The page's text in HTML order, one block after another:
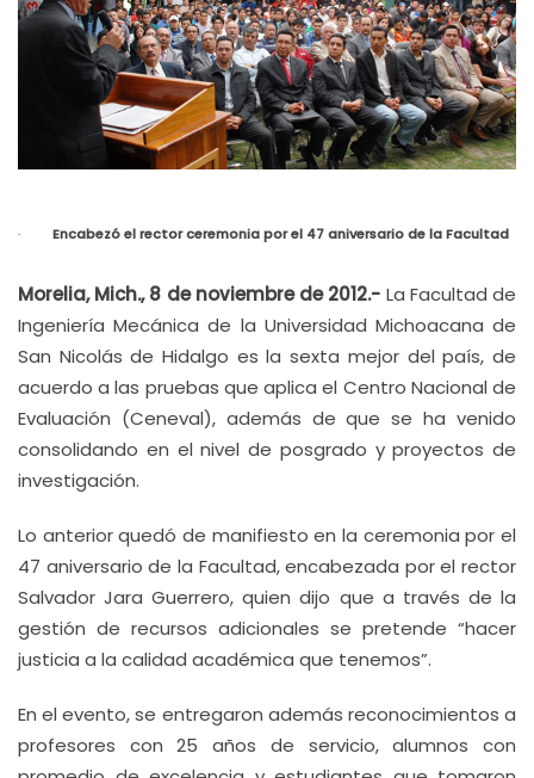
· Encabezó el rector ceremonia por el 47 aniversario de la Facultad
Morelia, Mich., 8 de noviembre de 2012.- La Facultad de
Ingeniería Mecánica de la Universidad Michoacana de
San Nicolás de Hidalgo es la sexta mejor del país, de
acuerdo a las pruebas que aplica el Centro Nacional de
Evaluación (Ceneval), además de que se ha venido
consolidando en el nivel de posgrado y proyectos de
investigación.
Lo anterior quedó de manifiesto en la ceremonia por el
47 aniversario de la Facultad, encabezada por el rector
Salvador Jara Guerrero, quien dijo que a través de la
gestión de recursos adicionales se pretende “hacer
justicia a la calidad académica que tenemos”.
En el evento, se entregaron además reconocimientos a
profesores con 25 años de servicio, alumnos con